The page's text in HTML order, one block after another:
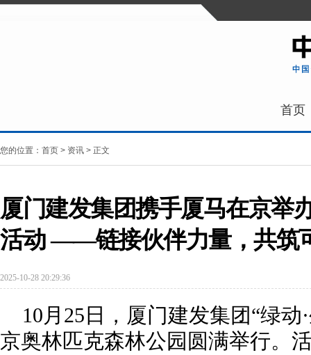
首页
您的位置： 首页 > 资讯 > 正文
厦门建发集团携手厦马在京举
活动 ——链接伙伴力量，共筑
2025-10-28 20:29:36
10月25日，厦门建发集团“绿动
京奥林匹克森林公园圆满举行。